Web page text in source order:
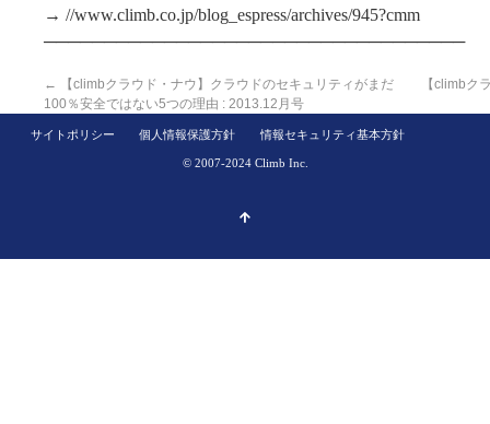
→ //www.climb.co.jp/blog_espress/archives/945?cmm
───────────────────────────────────
←
【climbクラウド・ナウ】クラウドのセキュリティがまだ
100％安全ではない5つの理由 : 2013.12月号
【climbク
サイトポリシー 個人情報保護方針 情報セキュリティ基本方針
© 2007-2024 Climb Inc.